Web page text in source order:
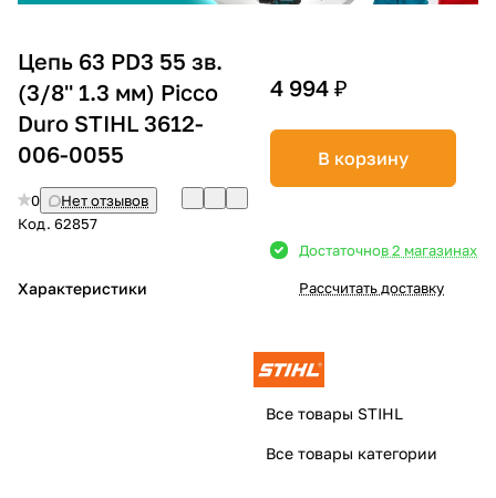
Цепь 63 PD3 55 зв.
(3/8'' 1.3 мм) Picco
Duro STIHL 3612-
006-0055
0
Нет отзывов
Код. 62857
Характеристики
4 994 ₽
В корзину
Достаточнов 2 магазинах
Рассчитать доставку
Все товары STIHL
Все товары категории
График платежей
Сегодня
25%
% картой любого банка